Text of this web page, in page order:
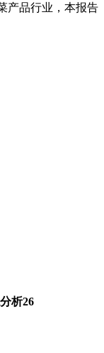
产品行业，本报告
析26